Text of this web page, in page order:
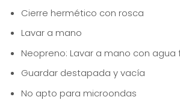
Cierre hermético con rosca
Lavar a mano
Neopreno: Lavar a mano con
Guardar destapada y vacía
No apto para microondas